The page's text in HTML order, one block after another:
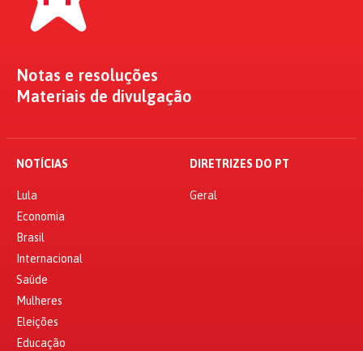
Notas e resoluções
Materiais de divulgação
NOTÍCIAS
Lula
Economia
Brasil
Internacional
Saúde
Mulheres
Eleições
Educação
DIRETRIZES DO PT
Geral